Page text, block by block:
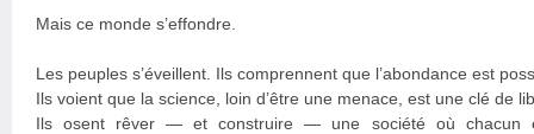
Mais ce monde s’effondre.
Les peuples s’éveillent. Ils comprennent que l’abondance est
Ils voient que la science, loin d’être une menace, est une clé de
Ils osent rêver — et construire — une société où chacun